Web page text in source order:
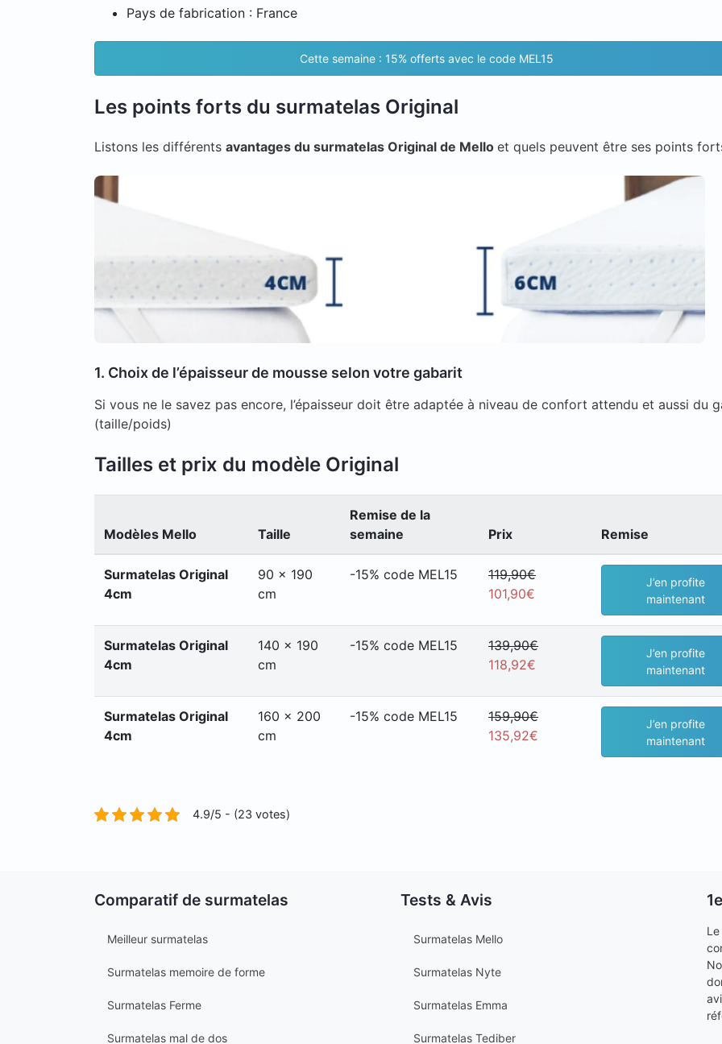
Pays de fabrication : France
Cette semaine : 15% offerts avec le code MEL15
Les points forts du surmatelas Original
Listons les différents avantages du surmatelas Original de Mello et quels peuvent être ses points
1. Choix de l’épaisseur de mousse selon votre gabarit
Si vous ne le savez pas encore, l’épaisseur doit être adaptée à niveau de confort attendu et aussi du
(taille/poids)
Tailles et prix du modèle Original
Modèles Mello Taille
Remise de la
semaine
Prix Remise
Surmatelas Original
4cm
90 x 190
cm
-15% code MEL15
119,90€
101,90€
J’en profite
maintenant
Surmatelas Original
4cm
140 x 190
cm
-15% code MEL15
139,90€
118,92€
J’en profite
maintenant
Surmatelas Original
4cm
160 x 200
cm
-15% code MEL15
159,90€
135,92€
J’en profite
maintenant
4.9/5 - (23 votes)
Comparatif de surmatelas
Meilleur surmatelas
Surmatelas memoire de forme
Surmatelas Ferme
Surmatelas mal de dos
Tests & Avis
Surmatelas Mello
Surmatelas Nyte
Surmatelas Emma
Surmatelas Tediber